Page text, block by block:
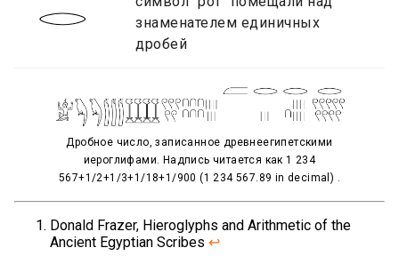
знаменателем единичных
дробей
Дробное число, записанное древнеегипетскими
иероглифами. Надпись читается как 1 234
567+1/2+1/3+1/18+1/900 (1 234 567.89 in decimal) .
Donald Frazer, Hieroglyphs and Arithmetic of the
Ancient Egyptian Scribes ↩